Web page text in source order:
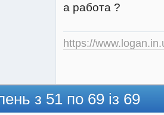
а работа ?
https://
з 51 по 69 із 69